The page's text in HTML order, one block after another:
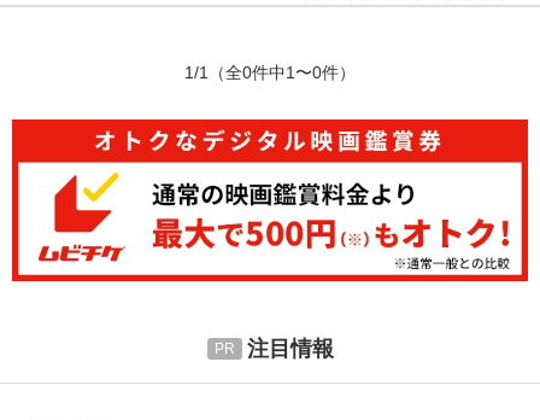
1/1 （全0件中1〜0件）
注目情報